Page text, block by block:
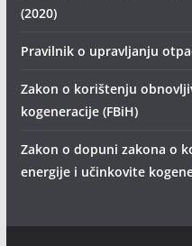
(2020)
Pravilnik o upravljanju
Zakon o korištenju
kogeneracije (FBiH)
Zakon o dopuni zakona o
energije i učinkovite